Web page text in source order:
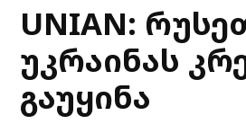
UNIAN:
უკრაინას
გაუყინა